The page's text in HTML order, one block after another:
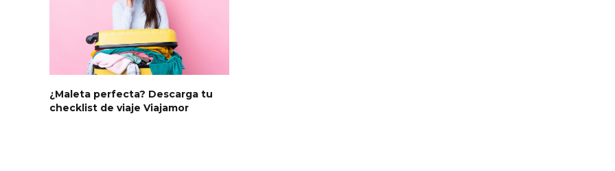
¿Maleta perfecta? Descarga tu
checklist de viaje Viajamor